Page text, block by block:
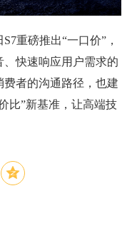
重磅推出“一口价”，
快速响应用户需求的
者的沟通路径，也建
比”新基准，让高端技